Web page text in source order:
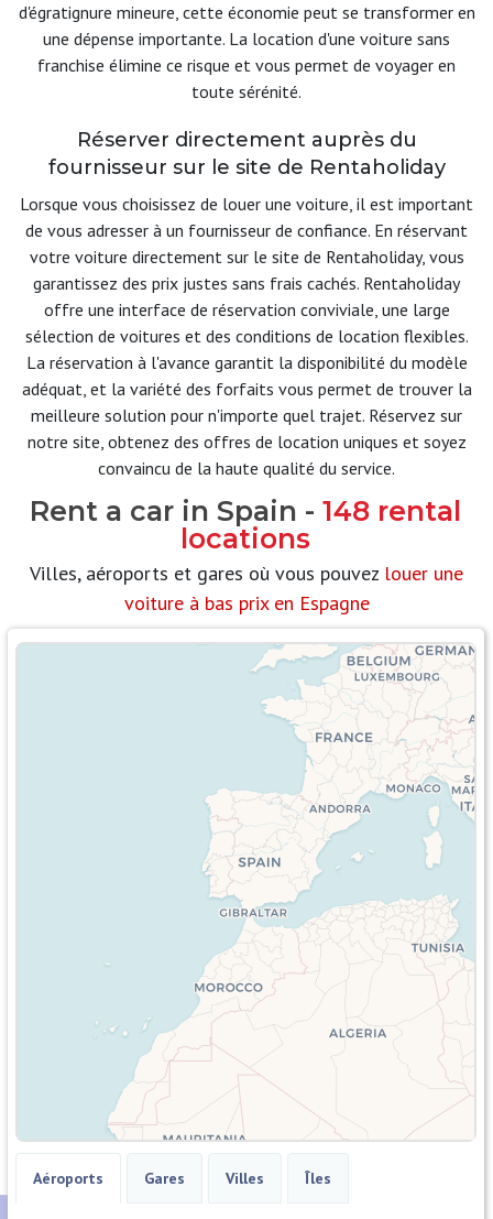
d'égratignure mineure, cette économie peut se transformer en
une dépense importante. La location d'une voiture sans
franchise élimine ce risque et vous permet de voyager en
toute sérénité.
Réserver directement auprès du
fournisseur sur le site de Rentaholiday
Lorsque vous choisissez de louer une voiture, il est important
de vous adresser à un fournisseur de confiance. En réservant
votre voiture directement sur le site de Rentaholiday, vous
garantissez des prix justes sans frais cachés. Rentaholiday
offre une interface de réservation conviviale, une large
sélection de voitures et des conditions de location flexibles.
La réservation à l'avance garantit la disponibilité du modèle
adéquat, et la variété des forfaits vous permet de trouver la
meilleure solution pour n'importe quel trajet. Réservez sur
notre site, obtenez des offres de location uniques et soyez
convaincu de la haute qualité du service.
Rent a car in Spain - 148 rental
locations
Villes, aéroports et gares où vous pouvez louer une
voiture à bas prix en Espagne
Aéroports Gares Villes Îles